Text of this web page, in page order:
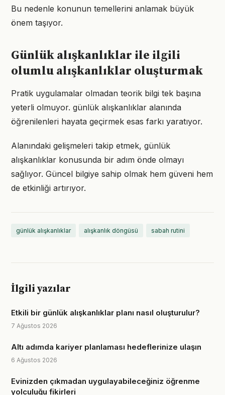
Bu nedenle konunun temellerini anlamak büyük
önem taşıyor.
Günlük alışkanlıklar ile ilgili
olumlu alışkanlıklar oluşturmak
Pratik uygulamalar olmadan teorik bilgi tek başına
yeterli olmuyor. günlük alışkanlıklar alanında
öğrenilenleri hayata geçirmek esas farkı yaratıyor.
Alanındaki gelişmeleri takip etmek, günlük
alışkanlıklar konusunda bir adım önde olmayı
sağlıyor. Güncel bilgiye sahip olmak hem güveni hem
de etkinliği artırıyor.
günlük alışkanlıklar alışkanlık döngüsü sabah rutini
İlgili yazılar
Etkili bir günlük alışkanlıklar planı nasıl oluşturulur?
7 Ağustos 2026
Altı adımda kariyer planlaması hedeflerinize ulaşın
6 Ağustos 2026
Evinizden çıkmadan uygulayabileceğiniz öğrenme
yolculuğu fikirleri